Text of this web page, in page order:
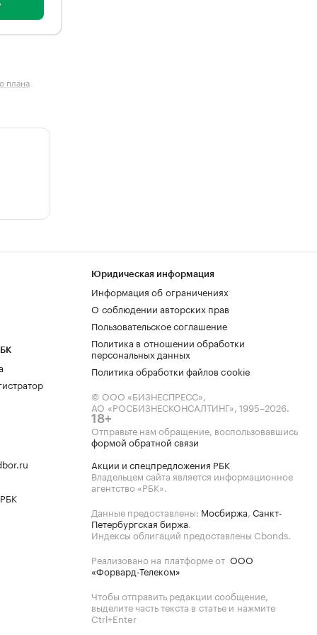
плана.
Юридическая информация
Информация об ограничениях
О соблюдении авторских прав
Пользовательское соглашение
Политика в отношении обработки
персональных данных
Политика обработки файлов cookie
© ООО «БИЗНЕСПРЕСС»,
АО «РОСБИЗНЕСКОНСАЛТИНГ», 1995–2026.
18+
Отправьте нам обращение, воспользовавшись
формой обратной связи
Акции и спецпредложения РБК
Владельцем сайта является информационное
агентство «РБК».
Данные предоставлены: Мосбиржа, Санкт-
Петербургская биржа.
Индексы облигаций предоставлены Cbonds.
Реализовано на платформе от ООО
«Форвард-Телеком»
Чтобы отправить редакции сообщение,
выделите часть текста в статье и нажмите
Ctrl+Enter